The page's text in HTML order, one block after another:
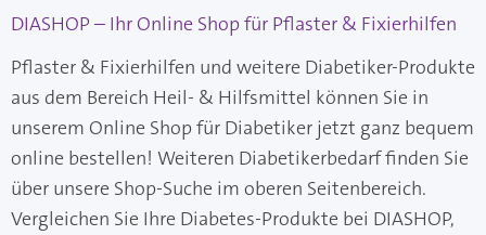
DIASHOP – Ihr Online Shop für Pflaster & Fixierhilfen
Pflaster & Fixierhilfen und weitere Diabetiker-Produkte
aus dem Bereich Heil- & Hilfsmittel können Sie in
unserem Online Shop für Diabetiker jetzt ganz bequem
online bestellen! Weiteren Diabetikerbedarf finden Sie
über unsere Shop-Suche im oberen Seitenbereich.
Vergleichen Sie Ihre Diabetes-Produkte bei DIASHOP,